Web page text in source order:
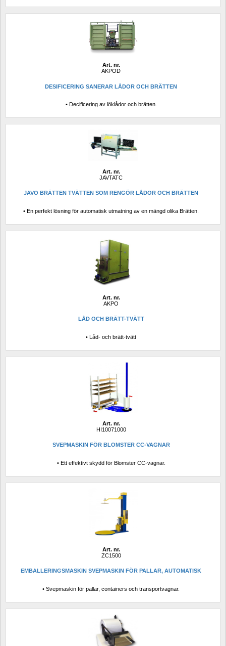
Art. nr.
AKPOD
DESIFICERING SANERAR LÅDOR OCH BRÄTTEN
• Decificering av löklådor och brätten.
Art. nr.
JAVTATC
JAVO BRÄTTEN TVÄTTEN SOM RENGÖR LÅDOR OCH BRÄTTEN
• En perfekt lösning för automatisk utmatning av en mängd olika Brätten.
Art. nr.
AKPO
LÅD OCH BRÄTT-TVÄTT
• Låd- och brätt-tvätt
Art. nr.
HI10071000
SVEPMASKIN FÖR BLOMSTER CC-VAGNAR
• Ett effektivt skydd för Blomster CC-vagnar.
Art. nr.
ZC1500
EMBALLERINGSMASKIN SVEPMASKIN FÖR PALLAR, AUTOMATISK
• Svepmaskin för pallar, containers och transportvagnar.